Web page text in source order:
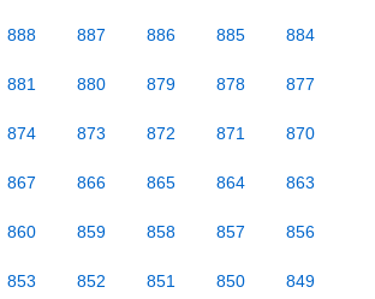
888 887 886 885 884
881 880 879 878 877
874 873 872 871 870
867 866 865 864 863
860 859 858 857 856
853 852 851 850 849